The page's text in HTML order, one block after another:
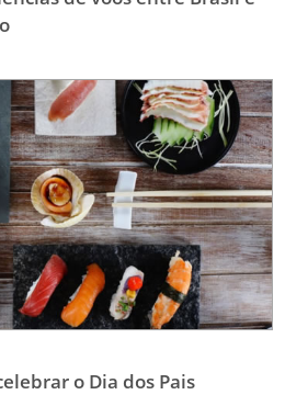
o Dia dos Pais